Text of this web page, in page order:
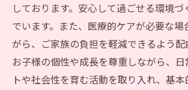
しております。安心して過ごせる環境
でいます。また、医療的ケアが必要な
がら、ご家族の負担を軽減できるよう配
お子様の個性や成長を尊重しながら、
トや社会性を育む活動を取り入れ、基